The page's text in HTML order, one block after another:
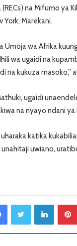
(RECs) na Mifumo ya
York, Marekani.
Umoja wa Afrika
wa ugaidi na
na kukuza masoko,”
ugaidi
na nyayo ndani ya
uharaka katika
uwiano,
LinkedIn